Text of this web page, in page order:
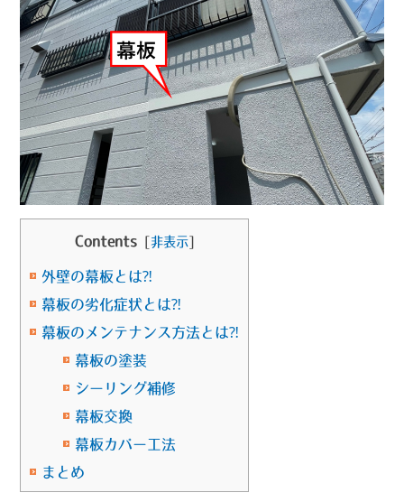
Contents 非表示]
外壁の幕板とは⁈
幕板の劣化症状とは⁈
幕板のメンテナンス方法とは⁈
幕板の塗装
シーリング補修
幕板交換
幕板カバー工法
まとめ